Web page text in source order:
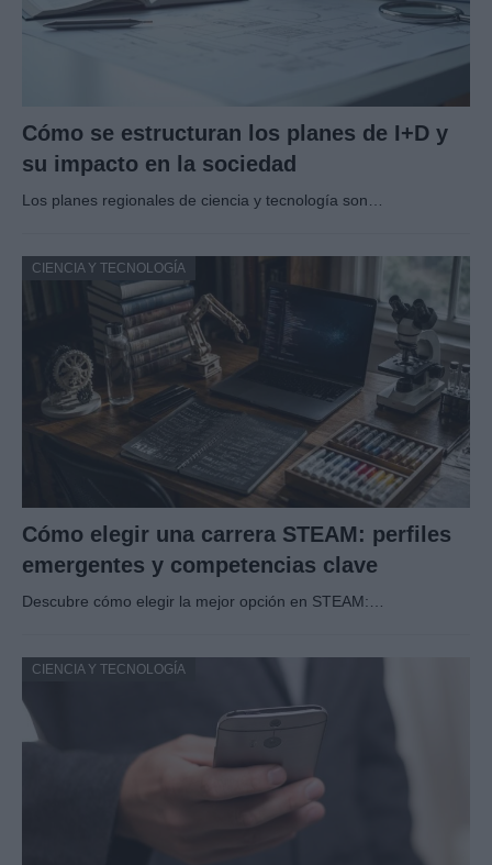
Cómo se estructuran los planes de I+D y
su impacto en la sociedad
Los planes regionales de ciencia y tecnología son…
CIENCIA Y TECNOLOGÍA
Cómo elegir una carrera STEAM: perfiles
emergentes y competencias clave
Descubre cómo elegir la mejor opción en STEAM:…
CIENCIA Y TECNOLOGÍA